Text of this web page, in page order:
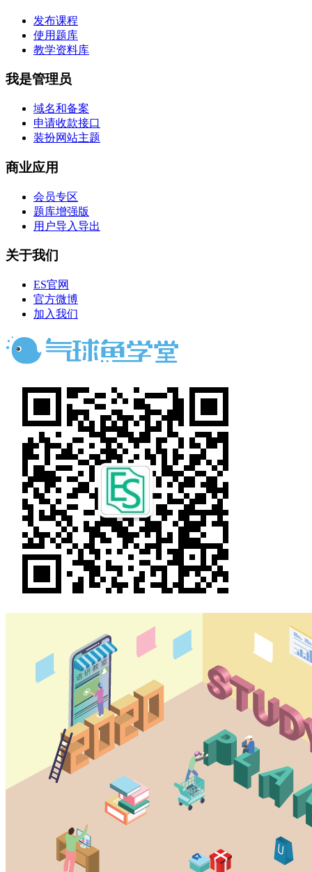
发布课程
使用题库
教学资料库
我是管理员
域名和备案
申请收款接口
装扮网站主题
商业应用
会员专区
题库增强版
用户导入导出
关于我们
ES官网
官方微博
加入我们